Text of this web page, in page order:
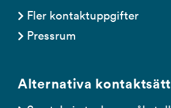
Fler kontaktuppgifter
Pressrum
Alternativa kontaktsätt